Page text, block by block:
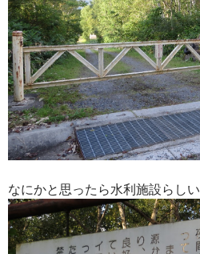
なにかと思ったら水利施設らしい